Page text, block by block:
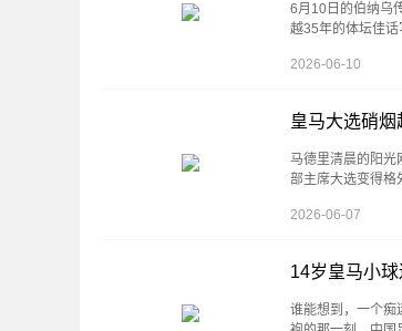
6月10日的伯纳乌
越35年的体坛佳话
2026-06-10
皇马大选硝烟
马德里清晨的阳
部主席大选变得格
2026-06-07
14岁皇马小
谁能想到，一个痴